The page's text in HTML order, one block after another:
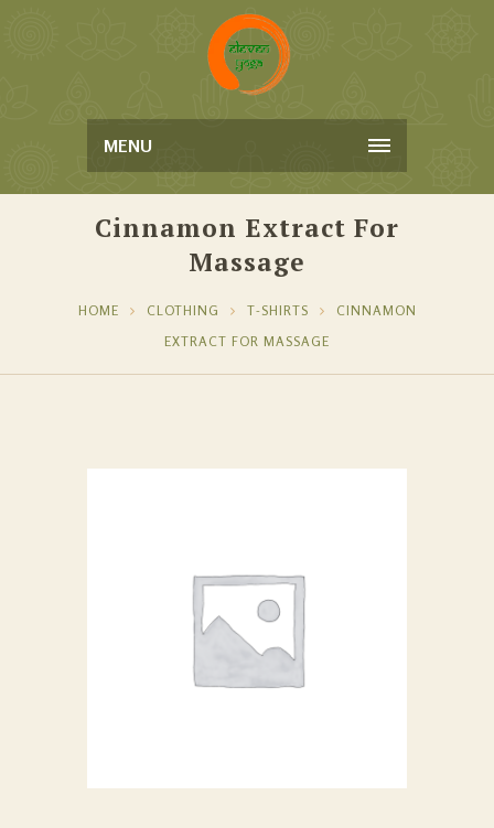
MENU
Cinnamon Extract For
Massage
HOME CLOTHING T-SHIRTS
CINNAMON
EXTRACT FOR MASSAGE